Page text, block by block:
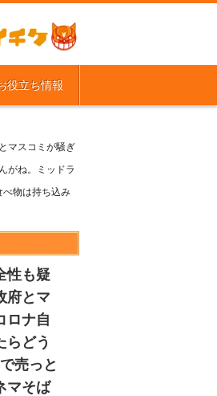
役立ち情報
マスコミが騒ぎ
がね。ミッドラ
べ物は持ち込み
性も疑
府とマ
ロナ自
らどう
売っと
マそば